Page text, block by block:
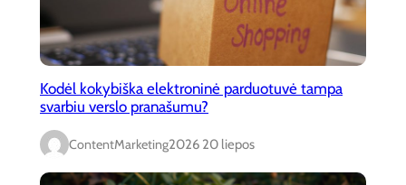
Kodėl kokybiška elektroninė parduotuvė tampa
svarbiu verslo pranašumu?
ContentMarketing2026 20 liepos